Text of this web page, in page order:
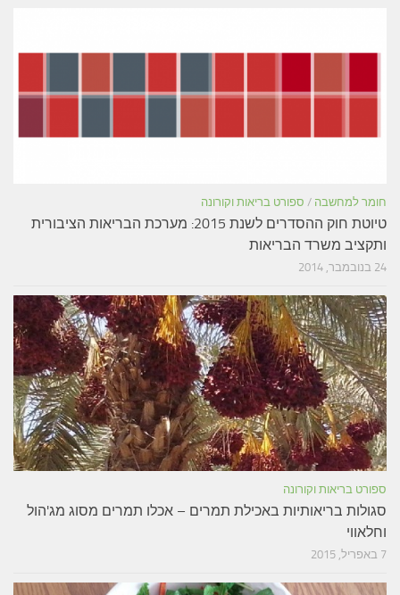
חומר למחשבה / ספורט בריאות וקורונה
טיוטת חוק ההסדרים לשנת 2015: מערכת הבריאות הציבורית
ותקציב משרד הבריאות
24 בנובמבר, 2014
ספורט בריאות וקורונה
סגולות בריאותיות באכילת תמרים – אכלו תמרים מסוג מג'הול
וחלאווי
7 באפריל, 2015